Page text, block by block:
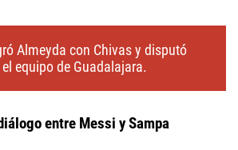
Almeyda con Chivas y disputó
equipo de Guadalajara.
entre Messi y Sampa